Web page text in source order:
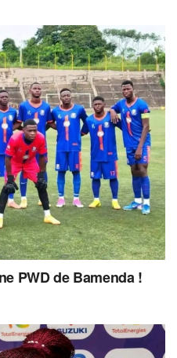
PWD de Bamenda !